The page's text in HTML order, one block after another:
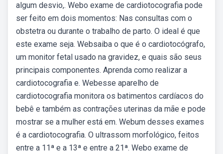
algum desvio,. Webo exame de cardiotocografia pode
ser feito em dois momentos: Nas consultas com o
obstetra ou durante o trabalho de parto. O ideal é que
este exame seja. Websaiba o que é o cardiotocógrafo,
um monitor fetal usado na gravidez, e quais são seus
principais componentes. Aprenda como realizar a
cardiotocografia e. Webesse aparelho de
cardiotocografia monitora os batimentos cardíacos do
bebê e também as contrações uterinas da mãe e pode
mostrar se a mulher está em. Webum desses exames
é a cardiotocografia. O ultrassom morfológico, feitos
entre a 11ª e a 13ª e entre a 21ª. Webo exame de